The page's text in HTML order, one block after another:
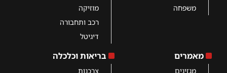
משפחה
מוזיקה
רכב ותחבורה
דיגיטל
מאמרים
מגזינים
בריאות וכלכלה
צרכנות